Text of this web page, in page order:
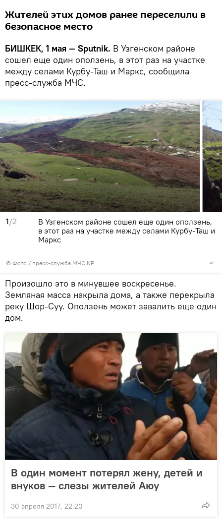
Жителей этих домов ранее переселили в
безопасное место
БИШКЕК, 1 мая — Sputnik. В Узгенском районе
сошел еще один оползень, в этот раз на участке
между селами Курбу-Таш и Маркс, сообщила
пресс-служба МЧС.
1/2
© Фото / пресс-служба МЧС КР
В Узгенском районе сошел еще один оползень,
в этот раз на участке между селами Курбу-Таш и
Маркс
Произошло это в минувшее воскресенье.
Земляная масса накрыла дома, а также перекрыла
реку Шор-Суу. Оползень может завалить еще один
дом.
В один момент потерял жену, детей и
внуков — слезы жителей Аюу
30 апреля 2017, 22:20